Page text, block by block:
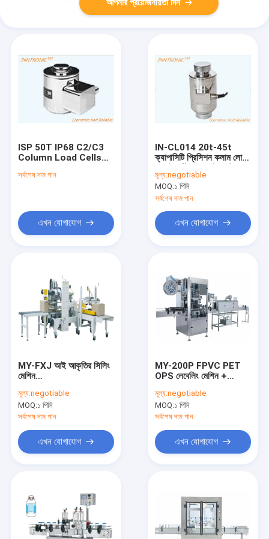
আমাদের সম্পর্কে
আপনার প্রয়োজনীয়তা দিন
ISP 50T IP68 C2/C3
Column Load Cells
Environment
পরিবেশের জন্য কলাম লোড সেল)
ওজন ট্রাক ওজন ব্রিজ
সর্বশেষ দাম পান
এখন যোগাযোগ
IN-CL014 20t-45t
ক্যাপাসিটি প্রিসিশন কলাম লোড
স্কেল ওয়েজ
মূল্য:negotiable
MOQ:১ পিসি
সর্বশেষ দাম পান
এখন যোগাযোগ
MY-FXJ আই আকৃতির সিলিং
মেশিন
টেপ সমর্থন করে কার্টন দৈর্ঘ্য
320-600mm প্রস্থ 200-
500mm উচ্চতা 150-
মূল্য:negotiable
MOQ:১ পিসি
সর্বশেষ দাম পান
এখন যোগাযোগ
MY-200P FPVC PET
OPS লেবেলিং মেশিন +
220V 3KW বোতল ব্যাসার্ধ
28mm ~ 125mm
মূল্য:negotiable
MOQ:১ পিসি
সর্বশেষ দাম পান
এখন যোগাযোগ